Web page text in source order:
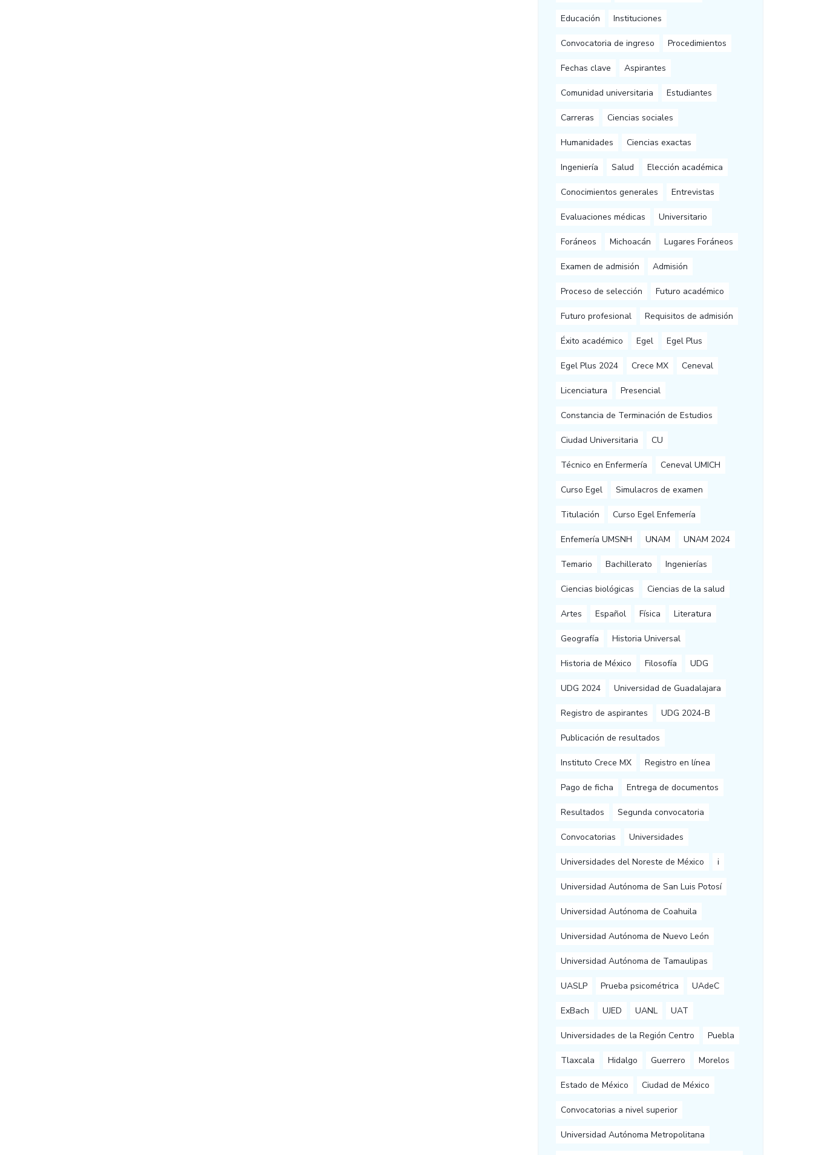
Educación Instituciones
Convocatoria de ingreso Procedimientos
Fechas clave Aspirantes
Comunidad universitaria Estudiantes
Carreras Ciencias sociales
Humanidades Ciencias exactas
Ingeniería Salud Elección académica
Conocimientos generales Entrevistas
Evaluaciones médicas Universitario
Foráneos Michoacán Lugares Foráneos
Examen de admisión Admisión
Proceso de selección Futuro académico
Futuro profesional Requisitos de admisión
Éxito académico Egel Egel Plus
Egel Plus 2024 Crece MX Ceneval
Licenciatura Presencial
Constancia de Terminación de Estudios
Ciudad Universitaria CU
Técnico en Enfermería Ceneval UMICH
Curso Egel Simulacros de examen
Titulación Curso Egel Enfemería
Enfemería UMSNH UNAM UNAM 2024
Temario Bachillerato Ingenierías
Ciencias biológicas Ciencias de la salud
Artes Español Física Literatura
Geografía Historia Universal
Historia de México Filosofía UDG
UDG 2024 Universidad de Guadalajara
Registro de aspirantes UDG 2024-B
Publicación de resultados
Instituto Crece MX Registro en línea
Pago de ficha Entrega de documentos
Resultados Segunda convocatoria
Convocatorias Universidades
Universidades del Noreste de México i
Universidad Autónoma de San Luis Potosí
Universidad Autónoma de Coahuila
Universidad Autónoma de Nuevo León
Universidad Autónoma de Tamaulipas
UASLP Prueba psicométrica UAdeC
ExBach UJED UANL UAT
Universidades de la Región Centro Puebla
Tlaxcala Hidalgo Guerrero Morelos
Estado de México Ciudad de México
Convocatorias a nivel superior
Universidad Autónoma Metropolitana